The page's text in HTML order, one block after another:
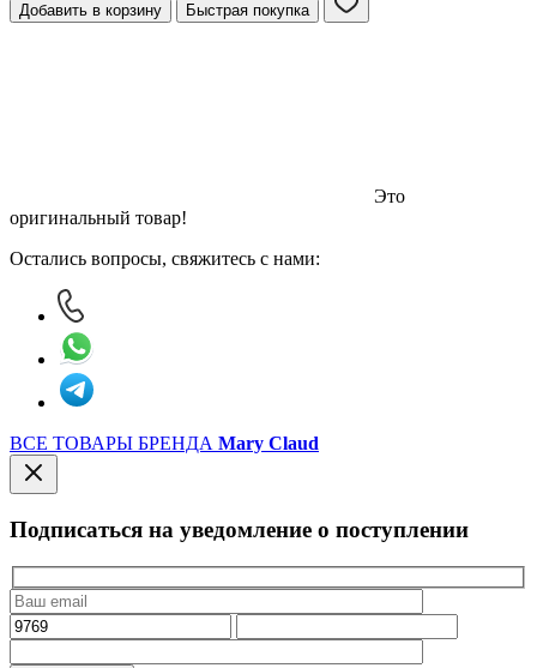
Добавить в корзину Быстрая покупка
Это
оригинальный товар!
Остались вопросы, свяжитесь с нами:
ВСЕ ТОВАРЫ БРЕНДА Mary Claud
Подписаться на уведомление о поступлении